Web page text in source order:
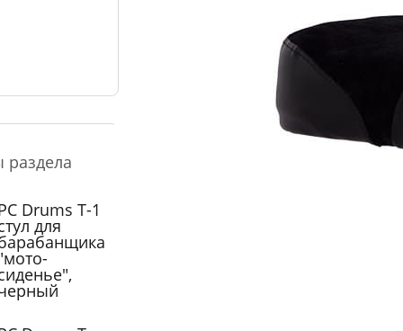
раздела
Drums T-1
для